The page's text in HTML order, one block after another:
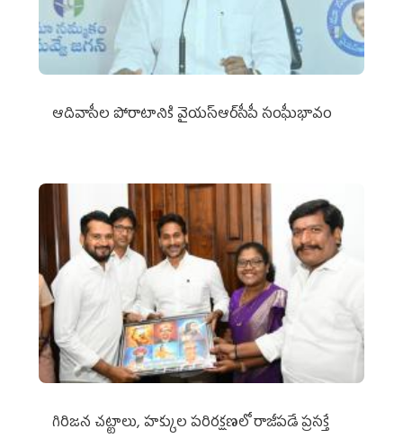
ఆదివాసీల పోరాటానికి వైయ‌స్ఆర్‌సీపీ సంఘీభావం
గిరిజన చట్టాలు, హక్కుల పరిరక్షణలో రాజీపడే ప్రసక్తే